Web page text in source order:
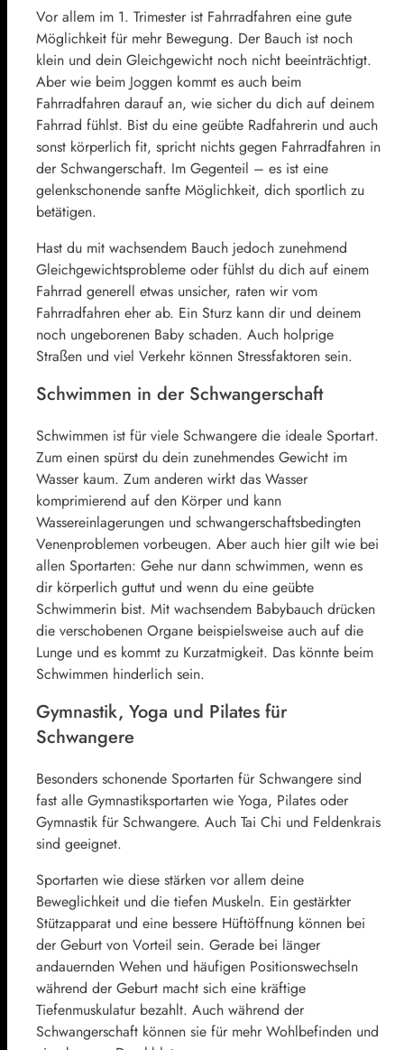
Vor allem im 1. Trimester ist Fahrradfahren eine gute
Möglichkeit für mehr Bewegung. Der Bauch ist noch
klein und dein Gleichgewicht noch nicht beeinträchtigt.
Aber wie beim Joggen kommt es auch beim
Fahrradfahren darauf an, wie sicher du dich auf deinem
Fahrrad fühlst. Bist du eine geübte Radfahrerin und auch
sonst körperlich fit, spricht nichts gegen Fahrradfahren in
der Schwangerschaft. Im Gegenteil – es ist eine
gelenkschonende sanfte Möglichkeit, dich sportlich zu
betätigen.
Hast du mit wachsendem Bauch jedoch zunehmend
Gleichgewichtsprobleme oder fühlst du dich auf einem
Fahrrad generell etwas unsicher, raten wir vom
Fahrradfahren eher ab. Ein Sturz kann dir und deinem
noch ungeborenen Baby schaden. Auch holprige
Straßen und viel Verkehr können Stressfaktoren sein.
Schwimmen in der Schwangerschaft
Schwimmen ist für viele Schwangere die ideale Sportart.
Zum einen spürst du dein zunehmendes Gewicht im
Wasser kaum. Zum anderen wirkt das Wasser
komprimierend auf den Körper und kann
Wassereinlagerungen und schwangerschaftsbedingten
Venenproblemen vorbeugen. Aber auch hier gilt wie bei
allen Sportarten: Gehe nur dann schwimmen, wenn es
dir körperlich guttut und wenn du eine geübte
Schwimmerin bist. Mit wachsendem Babybauch drücken
die verschobenen Organe beispielsweise auch auf die
Lunge und es kommt zu Kurzatmigkeit. Das könnte beim
Schwimmen hinderlich sein.
Gymnastik, Yoga und Pilates für
Schwangere
Besonders schonende Sportarten für Schwangere sind
fast alle Gymnastiksportarten wie Yoga, Pilates oder
Gymnastik für Schwangere. Auch Tai Chi und Feldenkrais
sind geeignet.
Sportarten wie diese stärken vor allem deine
Beweglichkeit und die tiefen Muskeln. Ein gestärkter
Stützapparat und eine bessere Hüftöffnung können bei
der Geburt von Vorteil sein. Gerade bei länger
andauernden Wehen und häufigen Positionswechseln
während der Geburt macht sich eine kräftige
Tiefenmuskulatur bezahlt. Auch während der
Schwangerschaft können sie für mehr Wohlbefinden und